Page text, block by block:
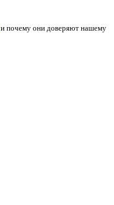
и почему они доверяют нашему